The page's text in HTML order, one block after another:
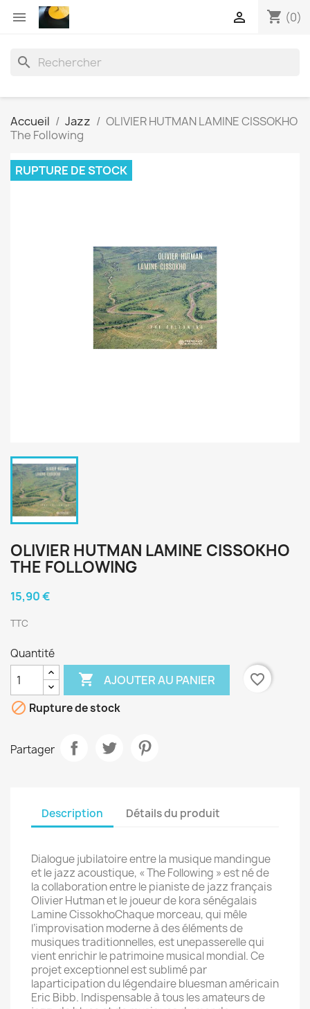
 shopping_cart (0)

search
Accueil Jazz
OLIVIER HUTMAN LAMINE CISSOKHO
The Following
RUPTURE DE STOCK
OLIVIER HUTMAN LAMINE CISSOKHO
THE FOLLOWING
15,90 €
TTC
Quantité
 AJOUTER AU PANIER
favorite_border
 Rupture de stock
Partager
Description Détails du produit
Dialogue jubilatoire entre la musique mandingue
et le jazz acoustique, « The Following » est né de
la collaboration entre le pianiste de jazz français
Olivier Hutman et le joueur de kora sénégalais
Lamine CissokhoChaque morceau, qui mêle
l’improvisation moderne à des éléments de
musiques traditionnelles, est unepasserelle qui
vient enrichir le patrimoine musical mondial. Ce
projet exceptionnel est sublimé par
laparticipation du légendaire bluesman américain
Eric Bibb. Indispensable à tous les amateurs de